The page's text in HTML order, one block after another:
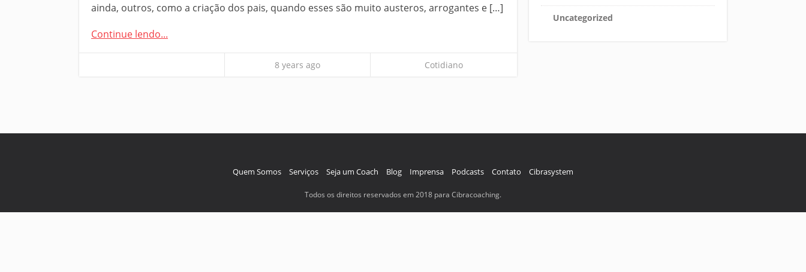
ainda, outros, como a criação dos pais, quando esses são muito austeros, arrogantes e […]
Continue lendo...
8 years ago Cotidiano
Uncategorized
Quem Somos Serviços Seja um Coach Blog Imprensa Podcasts Contato Cibrasystem
Todos os direitos reservados em 2018 para Cibracoaching.